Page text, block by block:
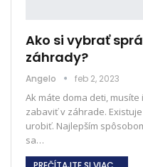
Ako si vybrať
záhrady?
Angelo feb 2, 2023
Ak máte doma deti,
zabaviť v záhrade.
urobiť. Najlepším
sa…